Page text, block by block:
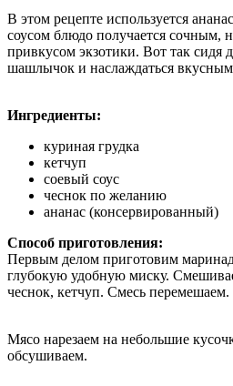
В этом рецепте используется
соусом блюдо получается
привкусом экзотики. Вот так сидя
шашлычок и наслаждаться
Ингредиенты:
куриная грудка
кетчуп
соевый соус
чеснок по желанию
ананас (консервированный)
Способ приготовления:
Первым делом приготовим
глубокую удобную миску.
чеснок, кетчуп. Смесь перемешаем.
Мясо нарезаем на небольшие
обсушиваем.